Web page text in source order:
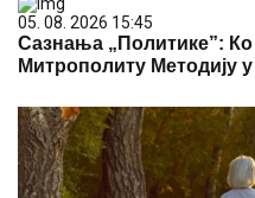
05. 08. 2026 15:45
Сазнања „Политике”: Ко
Митрополиту Методију